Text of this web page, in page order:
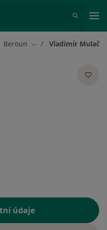
Beroun Změna města
Vladimír Mulač
údaje